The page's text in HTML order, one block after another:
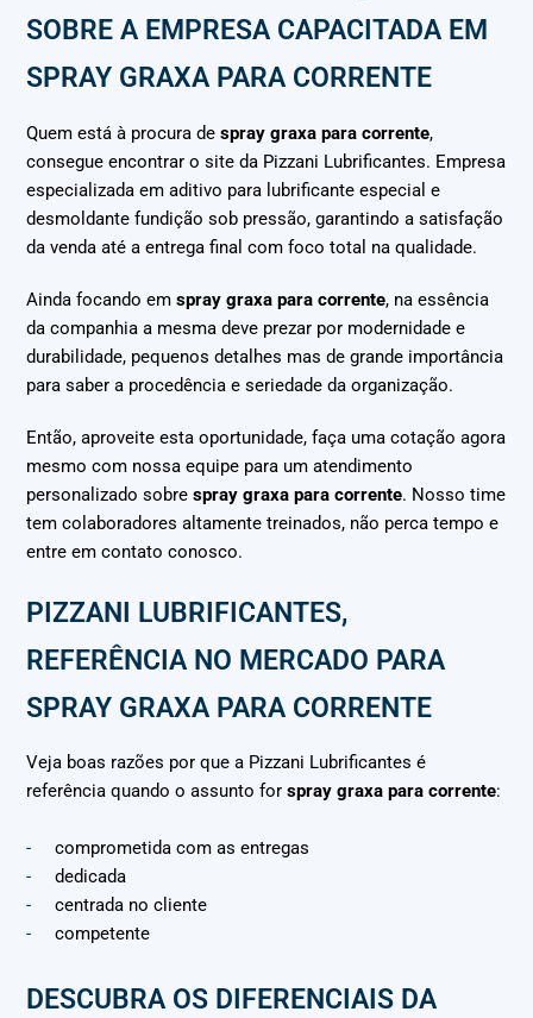
SOBRE A EMPRESA CAPACITADA EM
SPRAY GRAXA PARA CORRENTE
Quem está à procura despray graxa para corrente,
consegue encontrar o site da Pizzani Lubrificantes. Empresa
especializada em aditivo para lubrificante especial e
desmoldante fundição sob pressão, garantindo a satisfação
da venda até a entrega final com foco total na qualidade.
Ainda focando emspray graxa para corrente, na essência
da companhia a mesma deve prezar por modernidade e
durabilidade, pequenos detalhes mas de grande importância
para saber a procedência e seriedade da organização.
Então, aproveite esta oportunidade, faça uma cotação agora
mesmo com nossa equipe para um atendimento
personalizado sobrespray graxa para corrente. Nosso time
tem colaboradores altamente treinados, não perca tempo e
entre em contato conosco.
PIZZANI LUBRIFICANTES,
REFERÊNCIA NO MERCADO PARA
SPRAY GRAXA PARA CORRENTE
Veja boas razões por que a Pizzani Lubrificantes é
referência quando o assunto forspray graxa para corrente:
comprometida com as entregas
dedicada
centrada no cliente
competente
DESCUBRA OS DIFERENCIAIS DA